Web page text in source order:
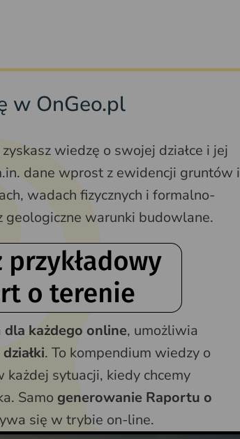
w OnGeo.pl
zyskasz wiedzę o swojej działce i jej
dane wprost z ewidencji gruntów i
wadach fizycznych i formalno-
geologiczne warunki budowlane.
dla każdego online, umożliwia
. To kompendium wiedzy o
każdej sytuacji, kiedy chcemy
Samo generowanie Raportu o
się w trybie on-line.